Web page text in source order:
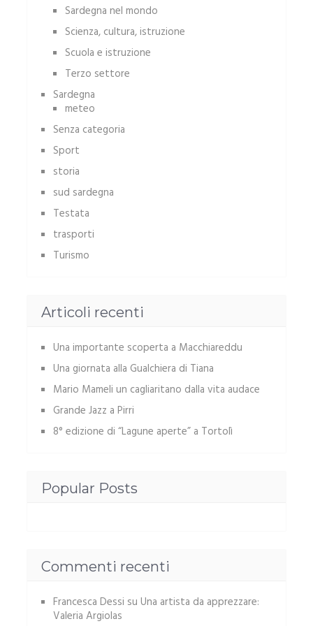
Sardegna nel mondo
Scienza, cultura, istruzione
Scuola e istruzione
Terzo settore
Sardegna
meteo
Senza categoria
Sport
storia
sud sardegna
Testata
trasporti
Turismo
Articoli recenti
Una importante scoperta a Macchiareddu
Una giornata alla Gualchiera di Tiana
Mario Mameli un cagliaritano dalla vita audace
Grande Jazz a Pirri
8° edizione di “Lagune aperte” a Tortolì
Popular Posts
Commenti recenti
Francesca Dessi su Una artista da apprezzare:
Valeria Argiolas